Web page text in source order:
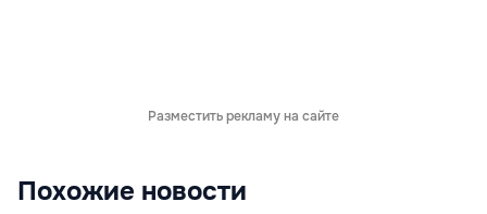
Разместить рекламу на сайте
Похожие новости